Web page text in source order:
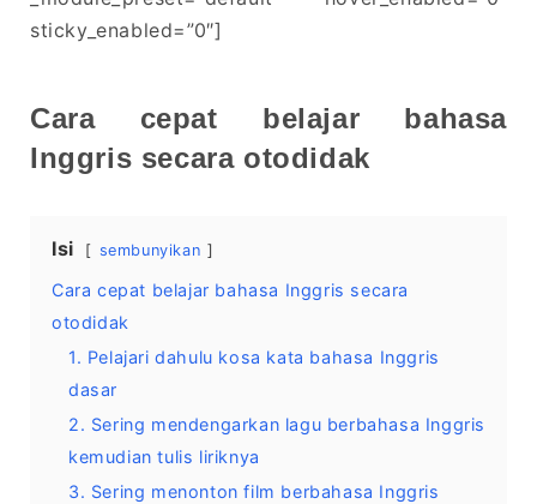
sticky_enabled=”0″]
Cara cepat belajar bahasa
Inggris secara otodidak
Isi sembunyikan
Cara cepat belajar bahasa Inggris secara
otodidak
1. Pelajari dahulu kosa kata bahasa Inggris
dasar
2. Sering mendengarkan lagu berbahasa Inggris
kemudian tulis liriknya
3. Sering menonton film berbahasa Inggris